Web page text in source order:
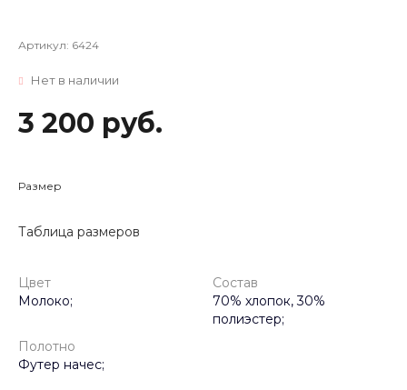
Артикул: 6424
Нет в наличии
3 200 руб.
Размер
Таблица размеров
Цвет
Молоко;
Состав
70% хлопок, 30%
полиэстер;
Полотно
Футер начес;